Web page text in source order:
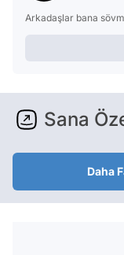
Arkadaşlar bana
Sana
Daha